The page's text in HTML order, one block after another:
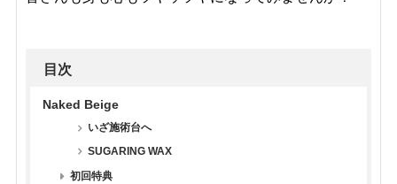
目次
Naked Beige
いざ施術台へ
SUGARING WAX
初回特典